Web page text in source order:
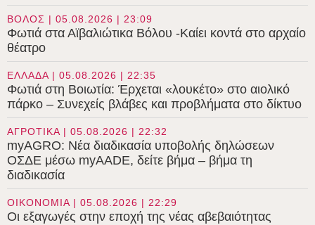
ΒΟΛΟΣ | 05.08.2026 | 23:09
Φωτιά στα Αϊβαλιώτικα Βόλου -Καίει κοντά στο αρχαίο
θέατρο
ΕΛΛΑΔΑ | 05.08.2026 | 22:35
Φωτιά στη Βοιωτία: Έρχεται «λουκέτο» στο αιολικό
πάρκο – Συνεχείς βλάβες και προβλήματα στο δίκτυο
ΑΓΡΟΤΙΚΑ | 05.08.2026 | 22:32
myAGRO: Νέα διαδικασία υποβολής δηλώσεων
ΟΣΔΕ μέσω myAADE, δείτε βήμα – βήμα τη
διαδικασία
ΟΙΚΟΝΟΜΙΑ | 05.08.2026 | 22:29
Οι εξαγωγές στην εποχή της νέας αβεβαιότητας